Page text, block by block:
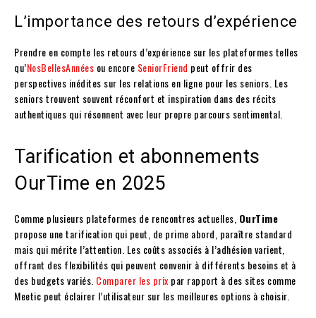
L’importance des retours d’expérience
Prendre en compte les retours d’expérience sur les plateformes telles
qu’NosBellesAnnées ou encore SeniorFriend peut offrir des
perspectives inédites sur les relations en ligne pour les seniors. Les
seniors trouvent souvent réconfort et inspiration dans des récits
authentiques qui résonnent avec leur propre parcours sentimental.
Tarification et abonnements
OurTime en 2025
Comme plusieurs plateformes de rencontres actuelles, OurTime
propose une tarification qui peut, de prime abord, paraître standard
mais qui mérite l’attention. Les coûts associés à l’adhésion varient,
offrant des flexibilités qui peuvent convenir à différents besoins et à
des budgets variés. Comparer les prixpar rapport à des sites comme
Meetic peut éclairer l’utilisateur sur les meilleures options à choisir.